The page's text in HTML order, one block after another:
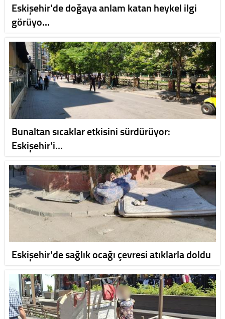
Eskişehir'de doğaya anlam katan heykel ilgi
görüyo…
Bunaltan sıcaklar etkisini sürdürüyor:
Eskişehir'i…
Eskişehir'de sağlık ocağı çevresi atıklarla doldu